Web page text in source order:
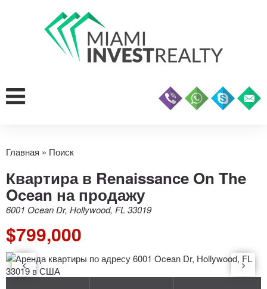
Главная » Поиск
Квартира в Renaissance On The
Ocean на продажу
6001 Ocean Dr, Hollywood, FL 33019
$799,000